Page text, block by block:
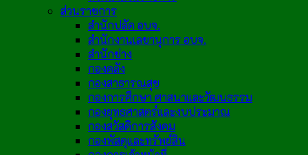
ส่วนราชการ
สำนักปลัด อบจ.
สำนักงานเลขานุการ อบจ.
สำนักช่าง
กองคลัง
กองสาธารณสุข
กองการศึกษา ศาสนาและวัฒนธรรม
กองยุทธศาสตร์และงบประมาณ
กองสวัสดิการสังคม
กองพัสดุและทรัพย์สิน